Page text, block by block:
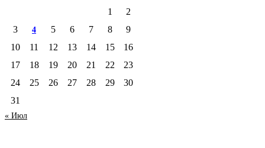
1
2
3
4 5 6 7 8
9
10
11 12 13 14 15
16
17
18 19 20 21 22
23
24
25 26 27 28 29
30
31
« Июл